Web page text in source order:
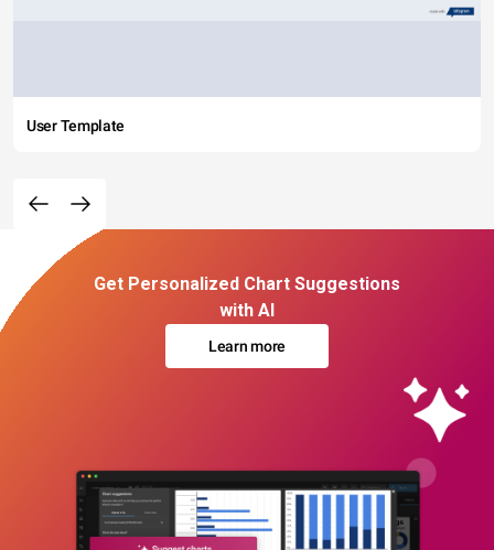
User Template
Get Personalized Chart Suggestions
with AI
Learn more